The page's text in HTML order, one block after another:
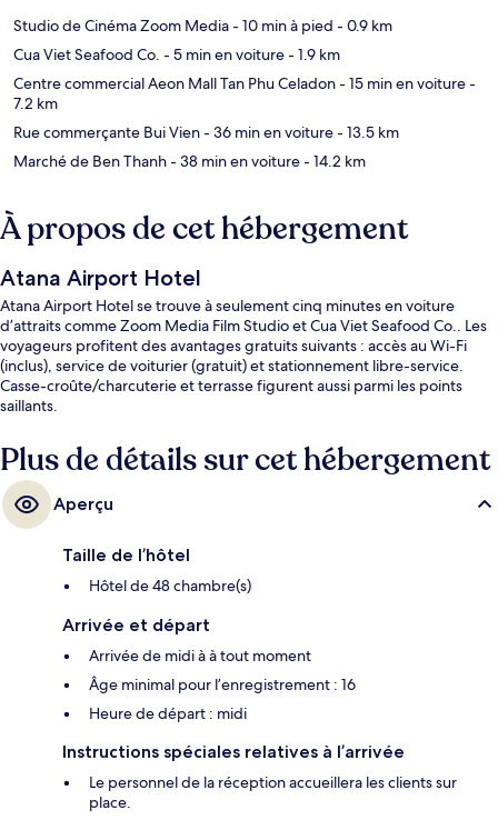
Studio de Cinéma Zoom Media- 10 min à pied - 0.9 km
Cua Viet Seafood Co. - 5 min en voiture- 1.9 km
Centre commercial Aeon Mall Tan Phu Celadon- 15 min en voiture-
7.2 km
Rue commerçante Bui Vien- 36 min en voiture- 13.5 km
Marché de Ben Thanh- 38 min en voiture- 14.2 km
À propos de cet hébergement
Atana Airport Hotel
Atana Airport Hotel se trouve à seulement cinq minutes en voiture
d’attraits comme Zoom Media Film Studio et Cua Viet Seafood Co.. Les
voyageurs profitent des avantages gratuits suivants : accès au Wi-Fi
(inclus), service de voiturier (gratuit) et stationnement libre-service.
Casse-croûte/charcuterie et terrasse figurent aussi parmi les points
saillants.
Plus de détails sur cet hébergement
Aperçu
Taille de l’hôtel
Hôtel de 48 chambre(s)
Arrivée et départ
Arrivée de midi à à tout moment
Âge minimal pour l’enregistrement : 16
Heure de départ : midi
Instructions spéciales relatives à l’arrivée
Le personnel de la réception accueillera les clients sur
place.